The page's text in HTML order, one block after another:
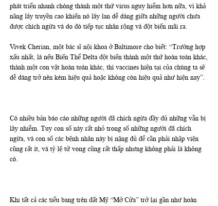
phát triển nhanh chóng thành một thứ virus nguy hiểm hơn nữa, vì khả
năng lây truyền cao khiến nó lây lan dễ dàng giữa những người chưa
được chích ngừa và do đó tiếp tục nhân rộng và đột biến mãi ra.
Vivek Cherian, một bác sĩ nội khoa ở Baltimore cho biết: “Trường hợp
xấu nhất, là nếu Biến Thể Delta đột biến thành một thứ hoàn toàn khác,
thành một con vật hoàn toàn khác, thì vaccines hiện tại của chúng ta sẽ
dễ dàng trở nên kém hiệu quả hoặc không còn hiệu quả như hiện nay”.
Có nhiều bản báo cáo những người đã chích ngừa đầy đủ những vẫn bị
lây nhiễm. Tuy con số này rất nhỏ trong số những người đã chích
ngừa, và con số các bệnh nhân này bị nặng đủ để cần phải nhập viện
cũng rất ít, và tỷ lệ tử vong cũng rất thấp nhưng không phải là không
có.
Khi tất cả các tiểu bang trên đất Mỹ “Mở Cửa” trở lại gần như hoàn